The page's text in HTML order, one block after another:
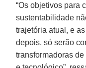
“Os objetivos para
sustentabilidade
trajetória atual, e
depois, só serão
transformadoras